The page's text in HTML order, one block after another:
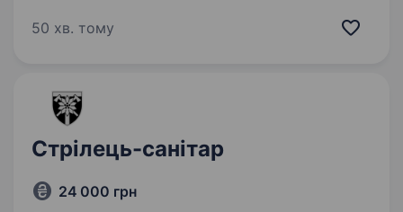
Володимира Зеленського — за мужність,
50 хв. тому
Стрілець-санітар
24 000 грн